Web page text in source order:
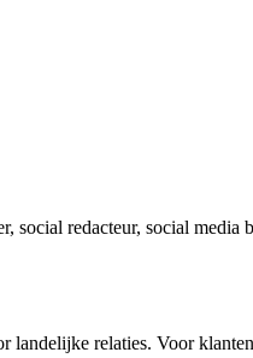
social redacteur, social
relaties. Voor